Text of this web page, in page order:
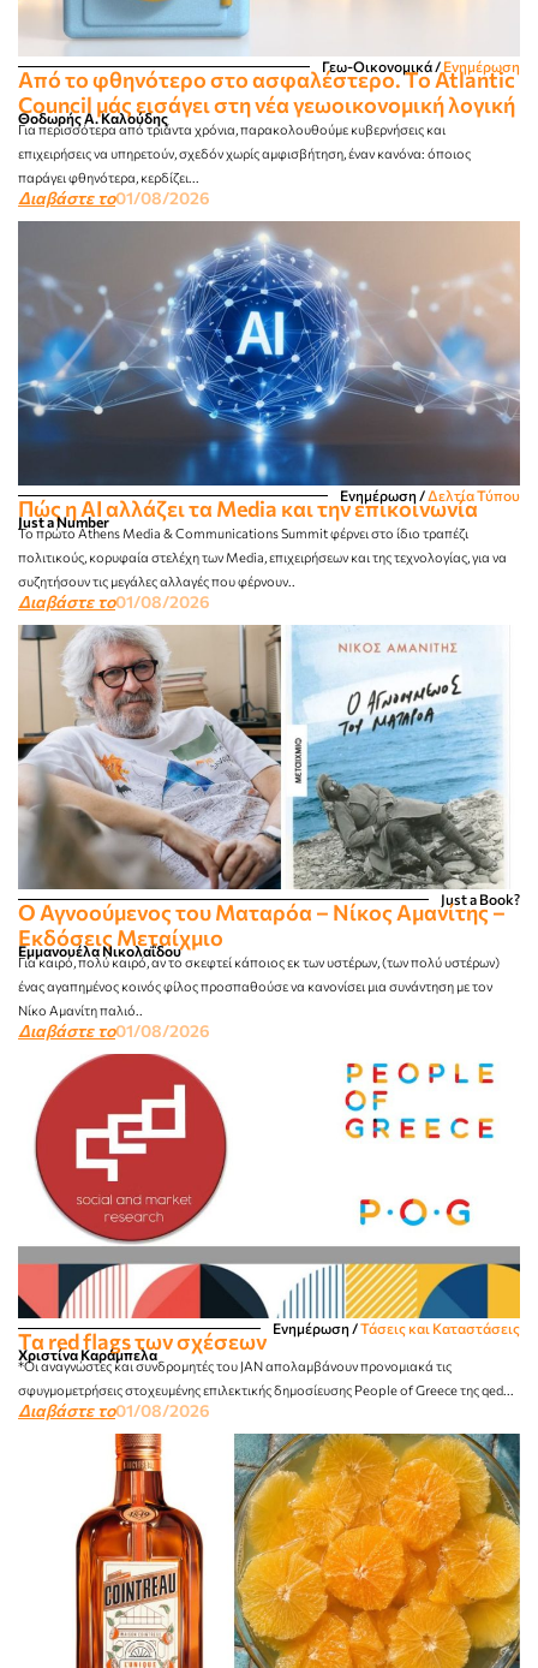
Γεω-Οικονομικά / Ενημέρωση
Από το φθηνότερο στο ασφαλέστερο. Το Atlantic
Council μάς εισάγει στη νέα γεωοικονομική λογική
Θοδωρής A. Καλούδης
Για περισσότερα από τριάντα χρόνια, παρακολουθούμε κυβερνήσεις και
επιχειρήσεις να υπηρετούν, σχεδόν χωρίς αμφισβήτηση, έναν κανόνα: όποιος
παράγει φθηνότερα, κερδίζει...
Διαβάστε το01/08/2026
Ενημέρωση / Δελτία Τύπου
Πώς η AI αλλάζει τα Media και την επικοινωνία
Just a Number
Το πρώτο Athens Media & Communications Summit φέρνει στο ίδιο τραπέζι
πολιτικούς, κορυφαία στελέχη των Media, επιχειρήσεων και της τεχνολογίας, για να
συζητήσουν τις μεγάλες αλλαγές που φέρνουν..
Διαβάστε το01/08/2026
Just a Book?
Ο Αγνοούμενος του Ματαρόα – Νίκος Αμανίτης –
Εκδόσεις Μεταίχμιο
Εμμανουέλα Νικολαΐδου
Για καιρό, πολύ καιρό, αν το σκεφτεί κάποιος εκ των υστέρων, (των πολύ υστέρων)
ένας αγαπημένος κοινός φίλος προσπαθούσε να κανονίσει μια συνάντηση με τον
Νίκο Αμανίτη παλιό..
Διαβάστε το01/08/2026
Ενημέρωση /Τάσεις και Καταστάσεις
Τα red flags των σχέσεων
Χριστίνα Καράμπελα
*Οι αναγνώστες και συνδρομητές του JAN απολαμβάνουν προνομιακά τις
σφυγμομετρήσεις στοχευμένης επιλεκτικής δημοσίευσης People of Greece της qed...
Διαβάστε το01/08/2026